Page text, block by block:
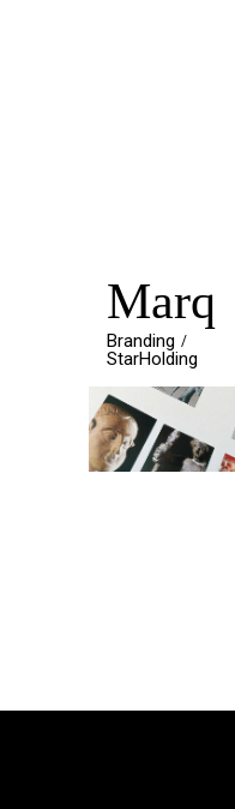
Marq
Branding
StarHolding